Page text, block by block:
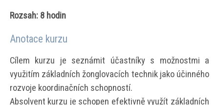
Rozsah: 8 hodin
Anotace kurzu
Cílem kurzu je seznámit účastníky s možnostmi a
využitím základních žonglovacích technik jako účinného
rozvoje koordinačních schopností.
Absolvent kurzu je schopen efektivně využít základních